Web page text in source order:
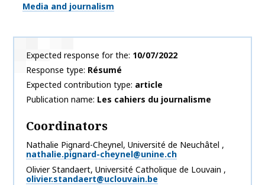
Thématiques
Media and journalism
Expected response for the 10/07/2022
Response type Résumé
Expected contribution type article
Publication name Les cahiers du journalisme
Coordinators
Nathalie Pignard-Cheynel, Université de Neuchâtel ,
nathalie.pignard-cheynel@unine.ch
Olivier Standaert, Université Catholique de Louvain ,
olivier.standaert@uclouvain.be